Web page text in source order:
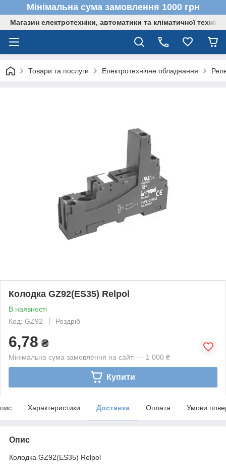
Мінімальна сума замовлення 1000 грн
Магазин електротехніки, автоматики та кліматичної техніки
Товари та послуги Електротехнічне обладнання
Колодка GZ92(ES35) Relpol
В наявності
Код: GZ92
Роздріб
6,78 ₴
Мінімальна сума замовлення на сайті — 1 000 ₴
Купити
Характеристики Доставка Оплата Умови
Опис
Колодка GZ92(ES35) Relpol